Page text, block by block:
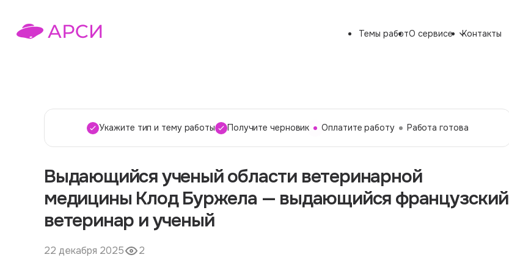
Темы работО сервисе Контакты
Укажите тип и тему работы Получите черновик Оплатите работу Работа готова
Выдающийся ученый области ветеринарной
медицины Клод Буржела — выдающийся французский
ветеринар и ученый
22 декабря 2025 2